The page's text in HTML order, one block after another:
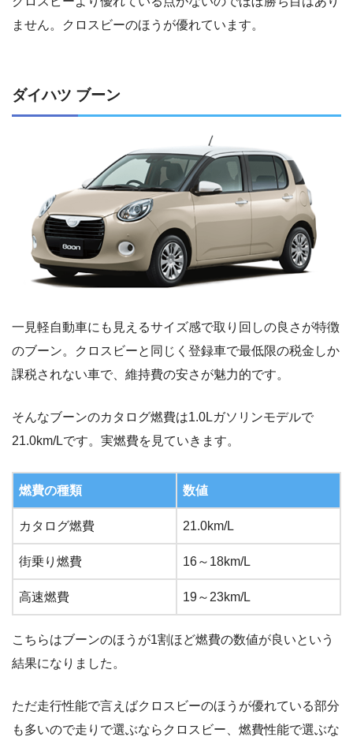
ません。クロスビーのほうが優れています。
ダイハツ ブーン
一見軽自動車にも見えるサイズ感で取り回しの良さが特徴
のブーン。クロスビーと同じく登録車で最低限の税金しか
課税されない車で、維持費の安さが魅力的です。
そんなブーンのカタログ燃費は1.0Lガソリンモデルで
21.0km/Lです。実燃費を見ていきます。
燃費の種類 数値
カタログ燃費 21.0km/L
街乗り燃費 16～18km/L
高速燃費 19～23km/L
こちらはブーンのほうが1割ほど燃費の数値が良いという
結果になりました。
ただ走行性能で言えばクロスビーのほうが優れている部分
も多いので走りで選ぶならクロスビー、燃費性能で選ぶな